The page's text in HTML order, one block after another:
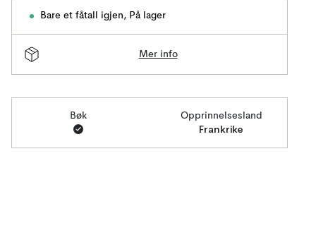
Bare et fåtall igjen, På lager
Mer info
Bøk Opprinnelsesland
Frankrike